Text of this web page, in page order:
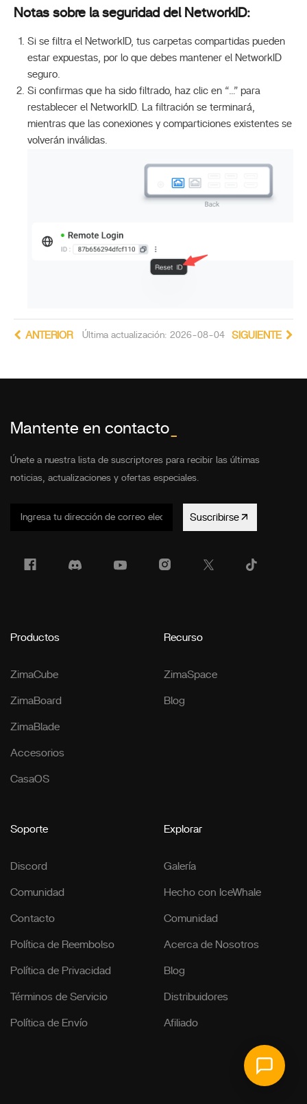
Notas sobre la seguridad del NetworkID:
Si se filtra el NetworkID, tus carpetas compartidas pueden
estar expuestas, por lo que debes mantener el NetworkID
seguro.
Si confirmas que ha sido filtrado, haz clic en “…” para
restablecer el NetworkID. La filtración se terminará,
mientras que las conexiones y comparticiones existentes se
volverán inválidas.
Última actualización: 2026-08-04
ANTERIOR SIGUIENTE
Mantente en contacto
Únete a nuestra lista de suscriptores para recibir las últimas
noticias, actualizaciones y ofertas especiales.
Suscribirse
Productos
ZimaCube
ZimaBoard
ZimaBlade
Accesorios
CasaOS
Recurso
ZimaSpace
Blog
Soporte
Discord
Comunidad
Contacto
Política de Reembolso
Política de Privacidad
Términos de Servicio
Política de Envío
Explorar
Galería
Hecho con IceWhale
Comunidad
Acerca de Nosotros
Blog
Distribuidores
Afiliado